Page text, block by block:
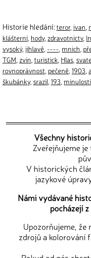
Historie hledání:teror, ivan
klášterní hody, zdravotnictv,
vysoký, jihlavě ---- mnich
TGM zvin turistick Hlas
rovnoprávnost pečeně 1903
škubánky, srazil 193 minulosti
Všechny
Zveřejňujeme
V historických
jazykové
Námi vydávané
pocházejí
Upozorňujeme,
zdrojů a kolorování